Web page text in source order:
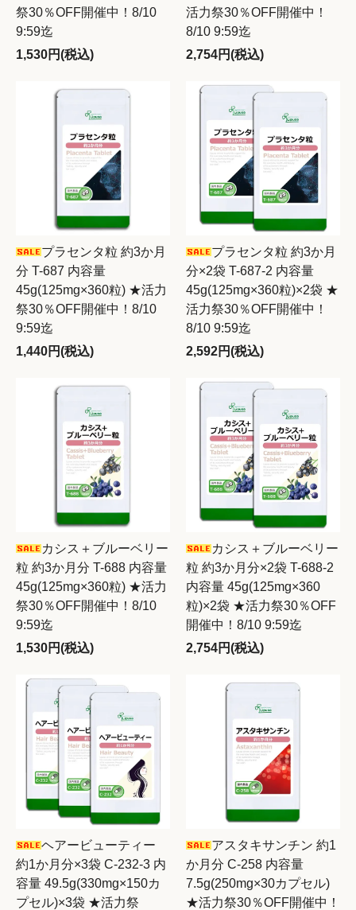
祭30％OFF開催中！8/10
9:59迄
1,530円(税込)
活力祭30％OFF開催中！
8/10 9:59迄
2,754円(税込)
プラセンタ粒 約3か月
分 T-687 内容量
45g(125mg×360粒) ★活力
祭30％OFF開催中！8/10
9:59迄
1,440円(税込)
プラセンタ粒 約3か月
分×2袋 T-687-2 内容量
45g(125mg×360粒)×2袋 ★
活力祭30％OFF開催中！
8/10 9:59迄
2,592円(税込)
カシス＋ブルーベリー
粒 約3か月分 T-688 内容量
45g(125mg×360粒) ★活力
祭30％OFF開催中！8/10
9:59迄
1,530円(税込)
カシス＋ブルーベリー
粒 約3か月分×2袋 T-688-2
内容量 45g(125mg×360
粒)×2袋 ★活力祭30％OFF
開催中！8/10 9:59迄
2,754円(税込)
ヘアービューティー
約1か月分×3袋 C-232-3 内
容量 49.5g(330mg×150カ
プセル)×3袋 ★活力祭
アスタキサンチン 約1
か月分 C-258 内容量
7.5g(250mg×30カプセル)
★活力祭30％OFF開催中！